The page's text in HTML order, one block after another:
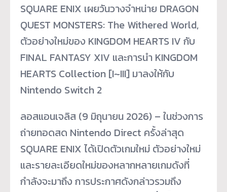
SQUARE ENIX เผยวันวางจำหน่าย DRAGON
QUEST MONSTERS: The Withered World,
ตัวอย่างใหม่ของ KINGDOM HEARTS IV กับ
FINAL FANTASY XIV และการนำ KINGDOM
HEARTS Collection [I~III] มาลงให้กับ
Nintendo Switch 2
ลอสแอนเจลิส (9 มิถุนายน 2026) – ในช่วงการ
ถ่ายทอดสด Nintendo Direct ครั้งล่าสุด
SQUARE ENIX ได้เปิดตัวเกมใหม่ ตัวอย่างใหม่
และรายละเอียดใหม่ของหลากหลายเกมดังที่
กำลังจะมาถึง การประกาศดังกล่าวรวมถึง